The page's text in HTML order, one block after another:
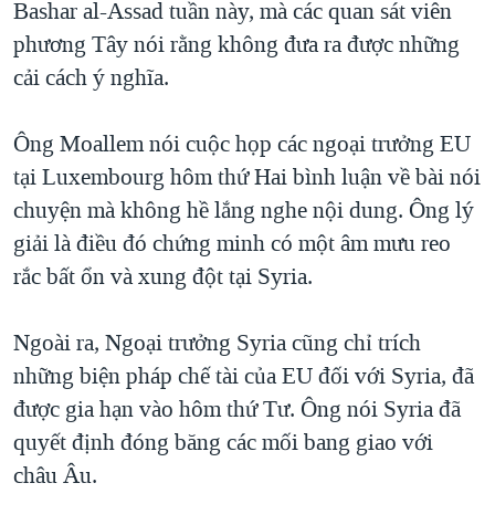
Bashar al-Assad tuần này, mà các quan sát viên
phương Tây nói rằng không đưa ra được những
cải cách ý nghĩa.
Ông Moallem nói cuộc họp các ngoại trưởng EU
tại Luxembourg hôm thứ Hai bình luận về bài nói
chuyện mà không hề lắng nghe nội dung. Ông lý
giải là điều đó chứng minh có một âm mưu reo
rắc bất ổn và xung đột tại Syria.
Ngoài ra, Ngoại trưởng Syria cũng chỉ trích
những biện pháp chế tài của EU đối với Syria, đã
được gia hạn vào hôm thứ Tư. Ông nói Syria đã
quyết định đóng băng các mối bang giao với
châu Âu.